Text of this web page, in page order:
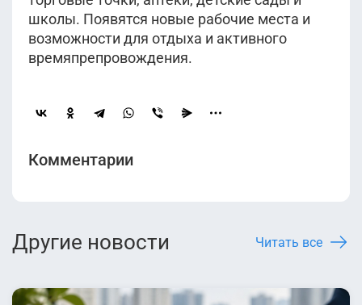
школы. Появятся новые рабочие места и
возможности для отдыха и активного
времяпрепровождения.
Комментарии
Другие новости Читать все